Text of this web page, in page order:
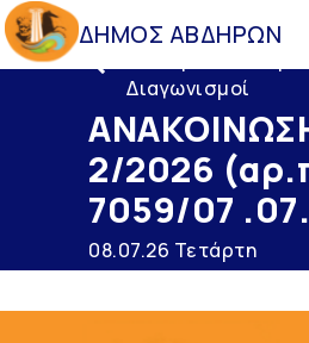
ΔΗΜΟΣ ΑΒΔΗΡΩΝ
Διαγωνισμοί
2/2026
7059/07
08.07.26 Τετάρτη